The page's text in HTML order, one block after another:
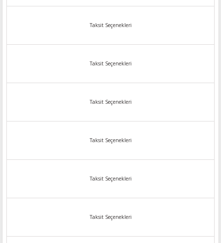
Taksit Seçenekleri
Taksit Seçenekleri
Taksit Seçenekleri
Taksit Seçenekleri
Taksit Seçenekleri
Taksit Seçenekleri